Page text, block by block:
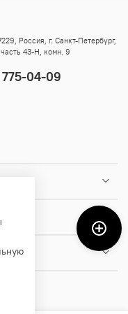
04-09
Россия, г. Санкт-Петербург,
43-Н, комн. 9